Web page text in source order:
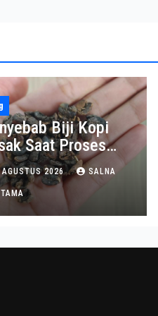
Biji Kopi
Saat Proses
AGUSTUS 2026 SALNA